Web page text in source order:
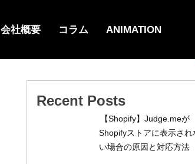
会社概要 コラム ANIMATION
Recent Posts
【Shopify】Judge.meが
Shopifyストアに表示され
い場合の原因と対応方法